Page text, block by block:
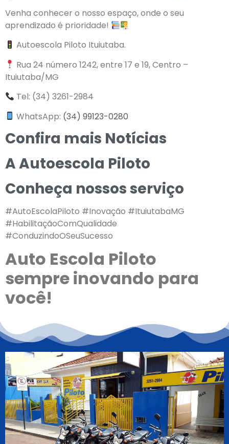
Venha conhecer o nosso espaço, onde o seu
aprendizado é prioridade!
Autoescola Piloto Ituiutaba.
Rua 24 número 1242, entre 17 e 19, Centro –
Ituiutaba/MG
Tel: (34) 3261-2984
WhatsApp: (34) 99123-0280
Confira mais Notícias
A Autoescola Piloto
Conheça nossos serviço
#AutoEscolaPiloto #Inovação #ItuiutabaMG
#HabilitaçãoComQualidade
#ConduzindoOSeuSucesso
Auto Escola Piloto
sempre inovando para
você!